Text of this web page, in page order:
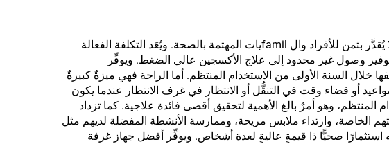
يُعد أفضل جهاز غرفة ضغط عالٍ للاستخدام المنزلي خيارًا يوفّر العديد من المزايا العملية التي تجعله استثمارًا لا يُقدَّر بثمن للأفراد وال familيات المهتمة بالصحة. ويُعَد التكلفة الفعالة
توفير وصول غير محدود إلى علاج الأكسجين عالي الضغط. ويوفِّر
خلال السنة الأولى من الاستخدام المنتظم. أما الراحة فهي ميزةٌ كبيرةٌ
أو قضاء وقت في التنقُّل أو الانتظار في غرف الانتظار عندما يكون
وهو أمرٌ بالغ الأهمية لتحقيق أقصى فائدة علاجية. كما تزداد
وارتداء ملابس مريحة، وممارسة الأنشطة المفضلة لديهم مثل
استثمارًا صحيًّا ذا قيمةٍ عاليةٍ لعدة أشخاص. ويوفِّر أفضل جهاز غرفة